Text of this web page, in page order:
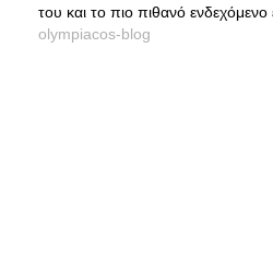
του και το πιο πιθανό
olympiacos-blog